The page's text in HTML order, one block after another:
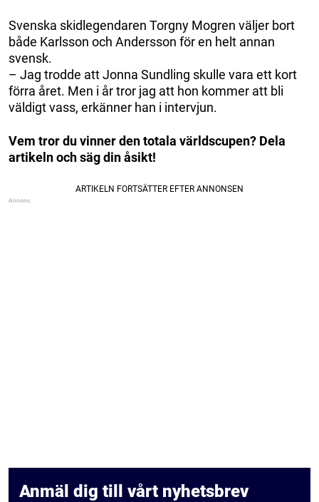
Svenska skidlegendaren Torgny Mogren väljer bort
både Karlsson och Andersson för en helt annan
svensk.
– Jag trodde att Jonna Sundling skulle vara ett kort
förra året. Men i år tror jag att hon kommer att bli
väldigt vass, erkänner han i intervjun.
Vem tror du vinner den totala världscupen? Dela
artikeln och säg din åsikt!
Anmäl dig till vårt nyhetsbrev